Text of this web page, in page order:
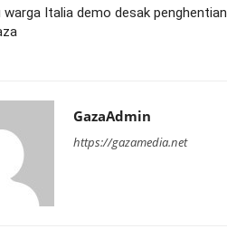
warga Italia demo desak penghentian
GazaAdmin
https://gazamedia.net